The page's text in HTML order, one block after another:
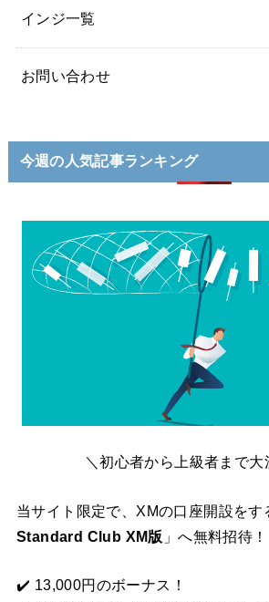
インジ一覧
お問い合わせ
今週の人気記事ランキング
＼初心者から上級者まで大
当サイト限定で、XMの口座開設をす
Standard Club XM版 」へ無料招待！
✔️ 13,000円のボーナス！